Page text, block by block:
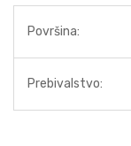
Površina:
Prebivalstvo: